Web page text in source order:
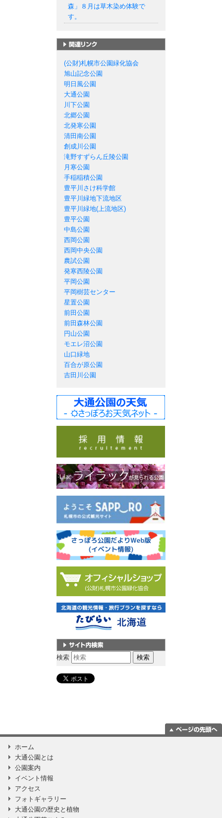
森」８月は草木染め体験で
す。
(公財)札幌市公園緑化協会
旭山記念公園
明日風公園
大通公園
川下公園
北郷公園
北発寒公園
清田南公園
創成川公園
滝野すずらん丘陵公園
月寒公園
手稲稲積公園
豊平川さけ科学館
豊平川緑地下流地区
豊平川緑地(上流地区)
豊平公園
中島公園
西岡公園
西岡中央公園
農試公園
発寒西陵公園
平岡公園
平岡樹芸センター
星置公園
前田公園
前田森林公園
円山公園
モエレ沼公園
山口緑地
百合が原公園
吉田川公園
サイト内検索
検索
ホーム
大通公園とは
公園案内
イベント情報
アクセス
フォトギャラリー
大通公園の歴史と植物